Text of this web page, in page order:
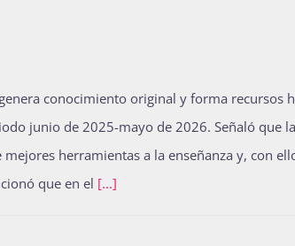
conocimiento original y forma recursos
junio de 2025-mayo de 2026. Señaló que
herramientas a la enseñanza y, con
que en el [...]